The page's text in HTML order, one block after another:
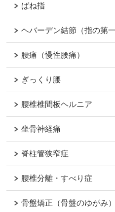
ばね指
ヘバーデン結節（指の第
腰痛（慢性腰痛）
ぎっくり腰
腰椎椎間板ヘルニア
坐骨神経痛
脊柱管狭窄症
腰椎分離・すべり症
骨盤矯正（骨盤のゆがみ）